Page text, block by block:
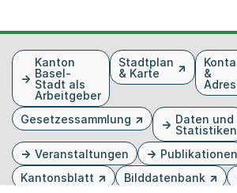
FusszeileKanton
Basel-
Stadt als
Arbeitgeber
Stadtplan
& Karte
&
Gesetzessammlung
Daten und
Statistiken
Veranstaltungen Publikationen
Kantonsblatt
Bilddatenbank